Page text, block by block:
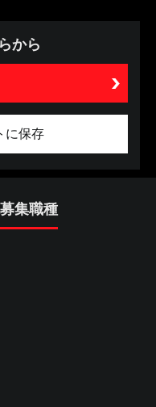
から
に保存
集職種